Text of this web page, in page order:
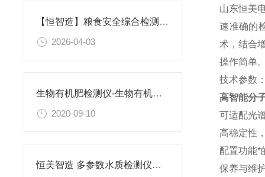
【恒智造】粮食安全综合检测仪-荧光免疫层析分析仪专业行业解决方案
2026-04-03
生物有机肥检测仪-生物有机肥检测仪-生物有机肥检测仪
2020-09-10
恒美智造 多参数水质检测仪产品知识图谱报告书
山东恒美
速准确的
术，结合
操作简单
技术参数
高智能分
可适配光
高稳定性
配置功能*
保养与维